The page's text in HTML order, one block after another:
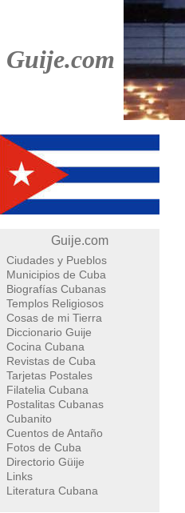
Guije.com
Guije.com
Ciudades y Pueblos
Municipios de Cuba
Biografías Cubanas
Templos Religiosos
Cosas de mi Tierra
Diccionario Guije
Cocina Cubana
Revistas de Cuba
Tarjetas Postales
Filatelia Cubana
Postalitas Cubanas
Cubanito
Cuentos de Antaño
Fotos de Cuba
Directorio Güije
Links
Literatura Cubana